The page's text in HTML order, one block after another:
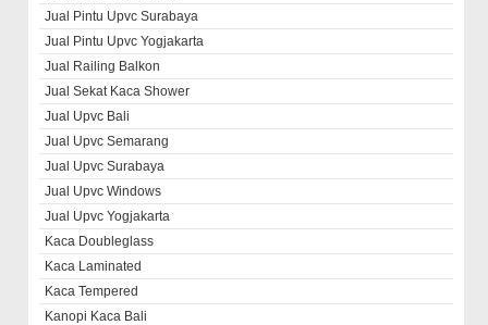
Jual Pintu Upvc Surabaya
Jual Pintu Upvc Yogjakarta
Jual Railing Balkon
Jual Sekat Kaca Shower
Jual Upvc Bali
Jual Upvc Semarang
Jual Upvc Surabaya
Jual Upvc Windows
Jual Upvc Yogjakarta
Kaca Doubleglass
Kaca Laminated
Kaca Tempered
Kanopi Kaca Bali